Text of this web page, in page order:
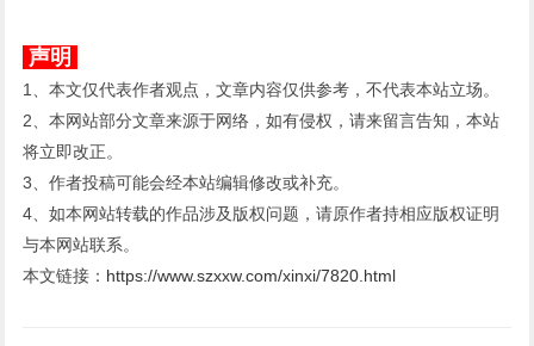
声明
1、本文仅代表作者观点，文章内容仅供参考，不代表本站立场。
2、本网站部分文章来源于网络，如有侵权，请来留言告知，本站
将立即改正。
3、作者投稿可能会经本站编辑修改或补充。
4、如本网站转载的作品涉及版权问题，请原作者持相应版权证明
与本网站联系。
本文链接： https://www.szxxw.com/xinxi/7820.html